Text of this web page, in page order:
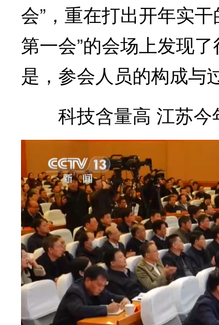
会”，重在打出开年实
第一会”的会场上发现
是，参会人员的构成与
科技含量高 江苏今